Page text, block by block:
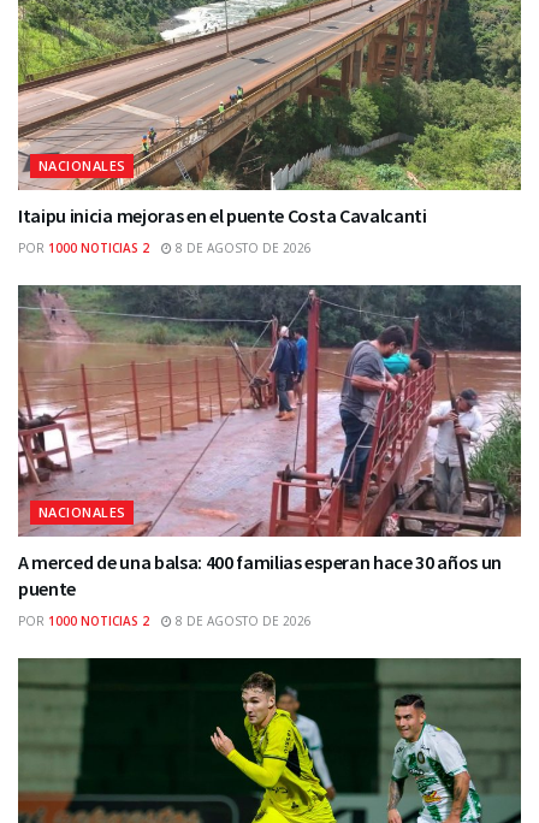
NACIONALES
Itaipu inicia mejoras en el puente Costa Cavalcanti
POR 1000 NOTICIAS 2 8 DE AGOSTO DE 2026
NACIONALES
A merced de una balsa: 400 familias esperan hace 30 años un
puente
POR 1000 NOTICIAS 2 8 DE AGOSTO DE 2026